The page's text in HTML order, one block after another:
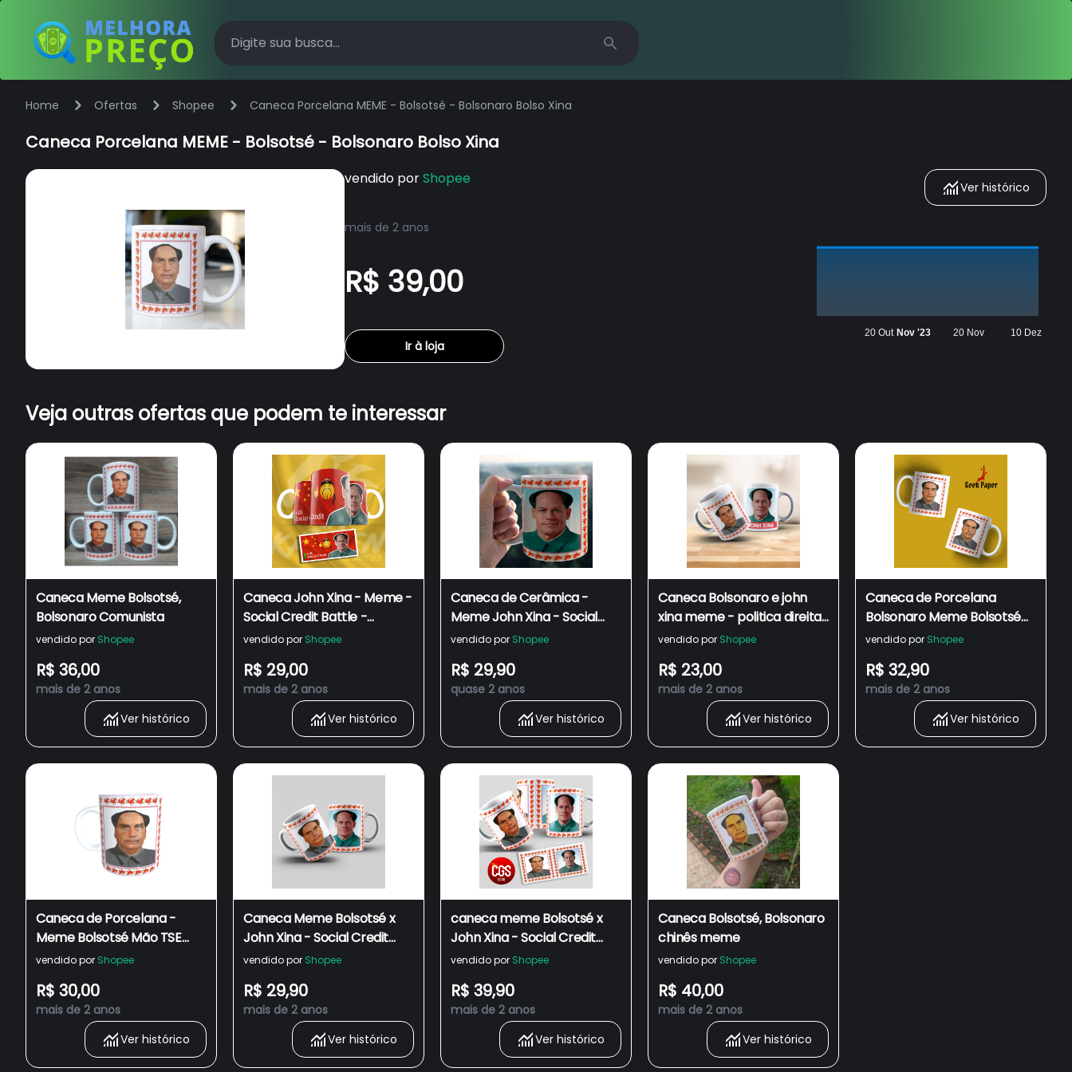
Home Ofertas Shopee Caneca Porcelana MEME - Bolsotsé - Bolsonaro Bolso Xina
Caneca Porcelana MEME - Bolsotsé - Bolsonaro Bolso Xina
vendido porShopee
mais de 2 anos
R$ 39,00
Ir à loja
Ver histórico
20 Out Nov '23 20 Nov 10 Dez
Veja outras ofertas que podem te interessar
Caneca Meme Bolsotsé,
Bolsonaro Comunista
vendido por Shopee
R$ 36,00
mais de 2 anos
Ver histórico
Caneca John Xina - Meme -
Social Credit Battle -
Bolsotsé e Bolsoxina meme
vendido por Shopee
R$ 29,00
mais de 2 anos
Ver histórico
Caneca de Cerâmica -
Meme John Xina - Social
Credit Battle (Bolsotsé e
vendido por Shopee
R$ 29,90
quase 2 anos
Ver histórico
Caneca Bolsonaro e john
xina meme - politica direita
esquerda john xina ditadura
shitpost nonsense fora de
contexto risadas alegres
jovem millenial internet
redes sociais boomer
vendido por Shopee
R$ 23,00
mais de 2 anos
Ver histórico
Caneca de Porcelana
Bolsonaro Meme Bolsotsé
Mao Tse Tung Cozinha e
vendido por Shopee
R$ 32,90
mais de 2 anos
Ver histórico
Caneca de Porcelana -
Meme Bolsotsé Mão TSE
Tung Cozinha e Decoração
vendido por Shopee
R$ 30,00
mais de 2 anos
Ver histórico
Caneca Meme Bolsotsé x
John Xina - Social Credit
Battle - Bolsoxina
vendido por Shopee
R$ 29,90
mais de 2 anos
Ver histórico
caneca meme Bolsotsé x
John Xina - Social Credit
Battle - Bolsoxina 002
vendido por Shopee
R$ 39,90
mais de 2 anos
Ver histórico
Caneca Bolsotsé, Bolsonaro
chinês meme
vendido por Shopee
R$ 40,00
mais de 2 anos
Ver histórico